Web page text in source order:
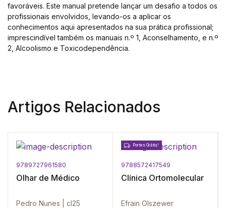
favoráveis. Este manual pretende lançar um desafio a todos os
profissionais envolvidos, levando-os a aplicar os
conhecimentos aqui apresentados na sua prática profissional;
imprescindível também os manuais n.º 1, Aconselhamento, e n.º
2, Alcoolismo e Toxicodependência.
Artigos Relacionados
9789727961580
Olhar de Médico
Pedro Nunes | cl25
Portes Grátis!
9788572417549
Clínica Ortomolecular
Efrain Olszewer